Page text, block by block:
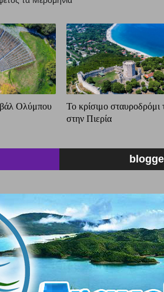
Ολύμπου
Το κρίσιμο σταυροδρόμι
στην Πιερία